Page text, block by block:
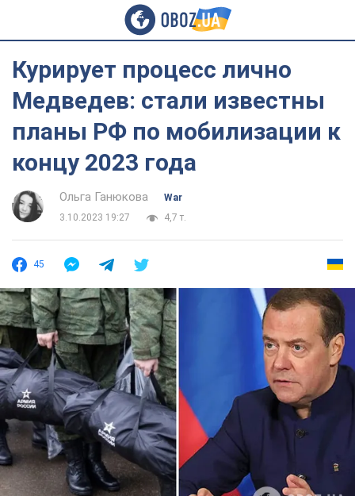
Курирует процесс лично
Медведев: стали известны
планы РФ по мобилизации к
концу 2023 года
Ольга Ганюкова
War
3.10.2023 19:27
4,7 т.
45